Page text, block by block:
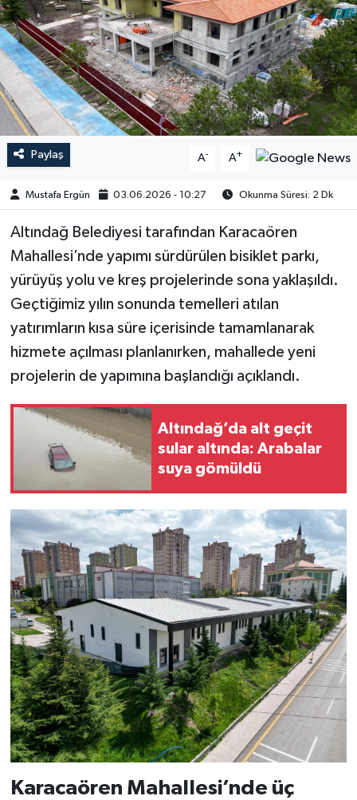
Paylaş A- A+
Mustafa Ergün 03.06.2026 - 10:27 Okunma Süresi: 2 Dk
Altındağ Belediyesi tarafından Karacaören
Mahallesi’nde yapımı sürdürülen bisiklet parkı,
yürüyüş yolu ve kreş projelerinde sona yaklaşıldı.
Geçtiğimiz yılın sonunda temelleri atılan
yatırımların kısa süre içerisinde tamamlanarak
hizmete açılması planlanırken, mahallede yeni
projelerin de yapımına başlandığı açıklandı.
Altındağ’da alt geçit
sular altında: Arabalar
suya gömüldü
Karacaören Mahallesi’nde üç